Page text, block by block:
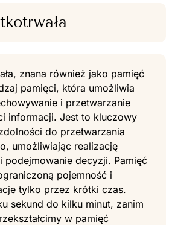
znana również jako pamięć
pamięci, która umożliwia
i przetwarzanie
informacji. Jest to kluczowy
do przetwarzania
umożliwiając realizację
podejmowanie decyzji. Pamięć
pojemność i
tylko przez krótki czas.
sekund do kilku minut, zanim
w pamięć